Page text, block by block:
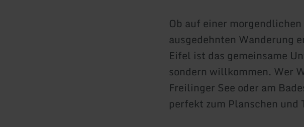
Ob auf einer
ausgedehnten Wanderung
Eifel ist das gemeinsame
sondern willkommen. Wer
Freilinger See oder am
perfekt zum Planschen und